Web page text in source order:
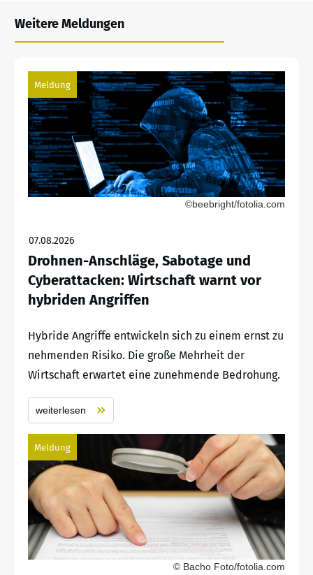
Weitere Meldungen
Meldung
©beebright/fotolia.com
07.08.2026
Drohnen-Anschläge, Sabotage und
Cyberattacken: Wirtschaft warnt vor
hybriden Angriffen
Hybride Angriffe entwickeln sich zu einem ernst zu
nehmenden Risiko. Die große Mehrheit der
Wirtschaft erwartet eine zunehmende Bedrohung.
weiterlesen
Meldung
© Bacho Foto/fotolia.com